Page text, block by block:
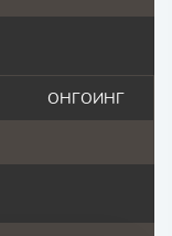
ОНГОИНГ